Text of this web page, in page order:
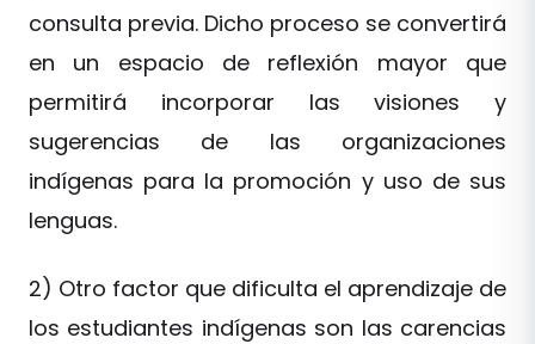
consulta previa. Dicho proceso se convertirá
en un espacio de reflexión mayor que
permitirá incorporar las visiones y
sugerencias de las organizaciones
indígenas para la promoción y uso de sus
lenguas.
2) Otro factor que dificulta el aprendizaje de
los estudiantes indígenas son las carencias